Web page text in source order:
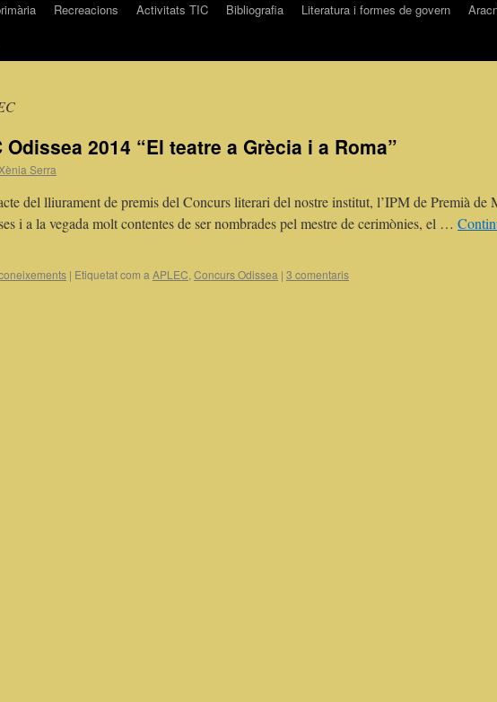
Recreacions Activitats TIC Bibliografia Literatura i formes de govern
2014 “El teatre a Grècia i a Roma”
Xènia Serra
del lliurament de premis del Concurs literari del nostre institut, l’IPM de Premià de
i a la vegada molt contentes de ser nombrades pel mestre de cerimònies, el …
| Etiquetat com a APLEC Concurs Odissea | 3 comentaris